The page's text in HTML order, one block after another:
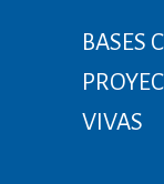
BASES
VIVAS